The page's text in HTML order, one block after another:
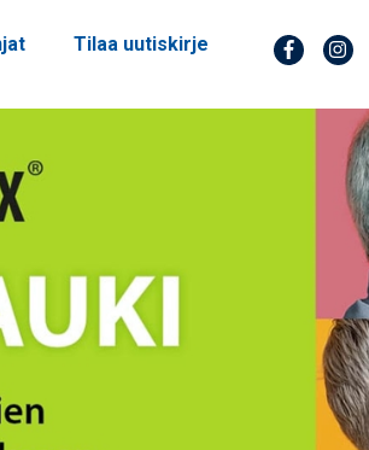
Tilaa uutiskirje